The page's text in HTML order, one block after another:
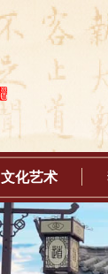
文化艺术